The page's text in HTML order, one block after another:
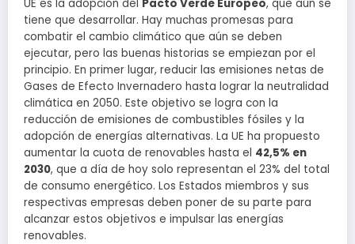
UE es la adopción del Pacto Verde Europeo, que aún se
tiene que desarrollar. Hay muchas promesas para
combatir el cambio climático que aún se deben
ejecutar, pero las buenas historias se empiezan por el
principio. En primer lugar, reducir las emisiones netas de
Gases de Efecto Invernadero hasta lograr la neutralidad
climática en 2050. Este objetivo se logra con la
reducción de emisiones de combustibles fósiles y la
adopción de energías alternativas. La UE ha propuesto
aumentar la cuota de renovables hasta el 42,5% en
2030, que a día de hoy solo representan el 23% del total
de consumo energético. Los Estados miembros y sus
respectivas empresas deben poner de su parte para
alcanzar estos objetivos e impulsar las energías
renovables.